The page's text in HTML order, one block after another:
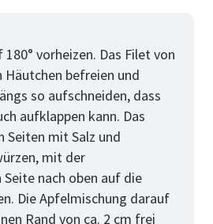
vorheizen. Das Filet von
Häutchen befreien und
so aufschneiden, dass
aufklappen kann. Das
Seiten mit Salz und
mit der
nach oben auf die
Die Apfelmischung darauf
Rand von ca. 2 cm frei